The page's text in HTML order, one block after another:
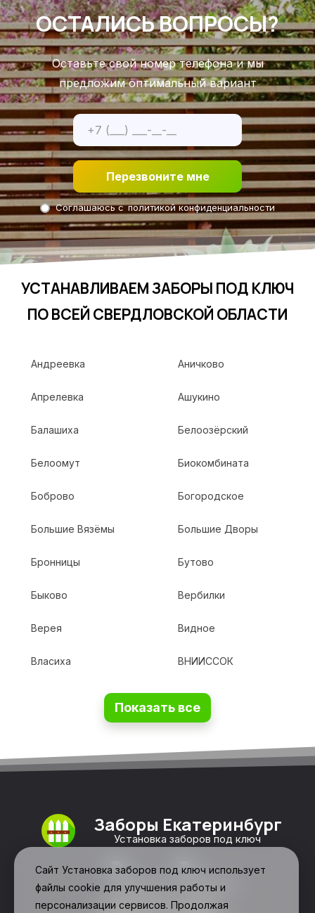
ОСТАЛИСЬ ВОПРОСЫ?
Оставьте свой номер телефона и мы
предложим оптимальный вариант
Перезвоните мне
Соглашаюсь сполитикой конфиденциальности
УСТАНАВЛИВАЕМ ЗАБОРЫ ПОД КЛЮЧ
ПО ВСЕЙ СВЕРДЛОВСКОЙ ОБЛАСТИ
Андреевка Аничково
Апрелевка Ашукино
Балашиха Белоозёрский
Белоомут Биокомбината
Боброво Богородское
Большие Вязёмы Большие Дворы
Бронницы Бутово
Быково Вербилки
Верея Видное
Власиха ВНИИССОК
Показать все
Заборы Екатеринбург
Установка заборов под ключ
Сайт Установка заборов под ключ использует
файлы cookie для улучшения работы и
персонализации сервисов. Продолжая